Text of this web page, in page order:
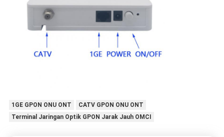
1GE GPON ONU ONT
CATV GPON ONU ONT
Terminal Jaringan Optik GPON Jarak Jauh OMCI